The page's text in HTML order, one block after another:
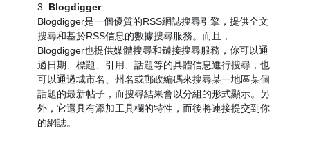
3. Blogdigger
Blogdigger是一個優質的RSS網誌搜尋引擎，提供全文
搜尋和基於RSS信息的數據搜尋服務。而且，
Blogdigger也提供媒體搜尋和鏈接搜尋服務，你可以通
過日期、標題、引用、話題等的具體信息進行搜尋，也
可以通過城市名、州名或郵政編碼來搜尋某一地區某個
話題的最新帖子，而搜尋結果會以分組的形式顯示。另
外，它還具有添加工具欄的特性，而後將連接提交到你
的網誌。